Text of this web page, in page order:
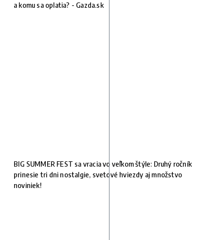
a komu sa oplatia? - Gazda.sk
BIG SUMMER FEST sa vracia vo veľkom štýle: Druhý ročník
prinesie tri dni nostalgie, svetové hviezdy aj množstvo
noviniek!